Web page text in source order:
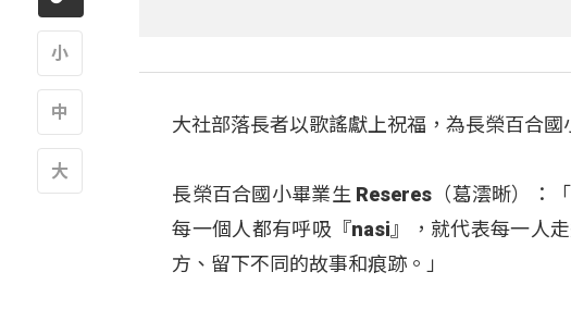
大社部落長者以歌謠獻上祝福，為長榮百合國
長榮百合國小畢業生 Reseres（葛澐晰）：
每一個人都有呼吸『nasi』，就代表每一人
方、留下不同的故事和痕跡。」